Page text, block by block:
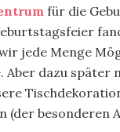
für die
jede Menge
Aber dazu später
(der besonderen